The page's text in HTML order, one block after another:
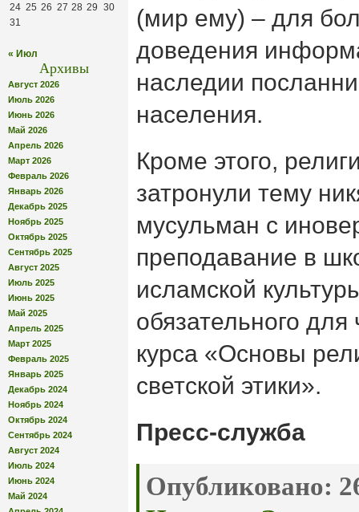
24 25 26 27 28 29 30
31
« Июл
Архивы
Август 2026
Июль 2026
Июнь 2026
Май 2026
Апрель 2026
Март 2026
Февраль 2026
Январь 2026
Декабрь 2025
Ноябрь 2025
Октябрь 2025
Сентябрь 2025
Август 2025
Июль 2025
Июнь 2025
Май 2025
Апрель 2025
Март 2025
Февраль 2025
Январь 2025
Декабрь 2024
Ноябрь 2024
Октябрь 2024
Сентябрь 2024
Август 2024
Июль 2024
Июнь 2024
Май 2024
(мир ему) – для
доведения
наследии
населения.
Кроме этого,
затронули тему
мусульман с
преподавание в
исламской
обязательного для
курса «Основы
светской этики».
Пресс-служба
Опубликовано: